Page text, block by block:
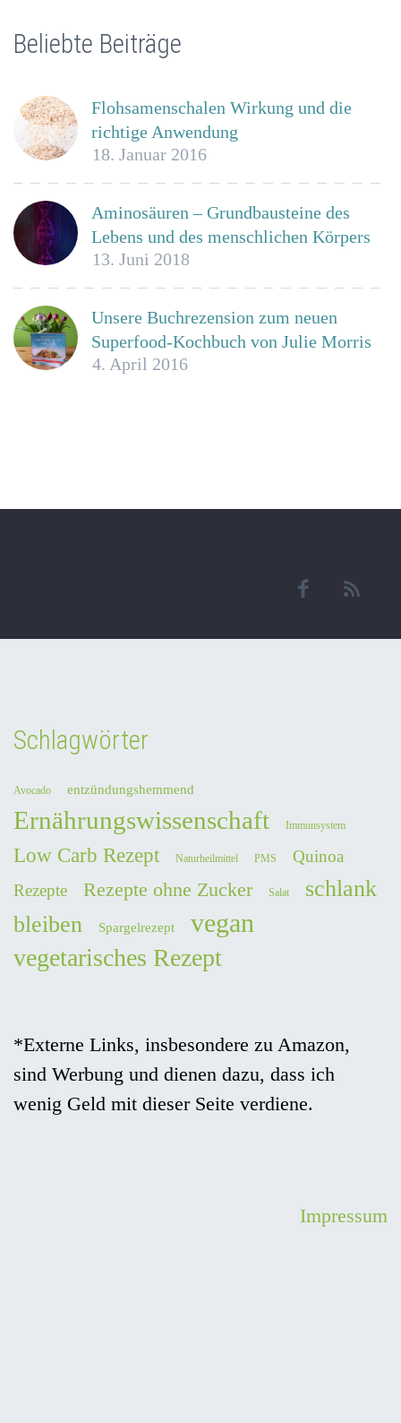
Beliebte Beiträge
Flohsamenschalen Wirkung und die
richtige Anwendung
18. Januar 2016
Aminosäuren – Grundbausteine des
Lebens und des menschlichen Körpers
13. Juni 2018
Unsere Buchrezension zum neuen
Superfood-Kochbuch von Julie Morris
4. April 2016
Schlagwörter
Avocado entzündungshemmend
Ernährungswissenschaft Immunsystem
Low Carb Rezept Naturheilmittel PMS
Quinoa
Rezepte
Rezepte ohne Zucker Salat
schlank
bleiben
Spargelrezept vegan
vegetarisches Rezept
*Externe Links, insbesondere zu Amazon,
sind Werbung und dienen dazu, dass ich
wenig Geld mit dieser Seite verdiene.
Impressum